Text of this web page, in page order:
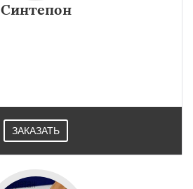
Синтепон
ЗАКАЗАТЬ